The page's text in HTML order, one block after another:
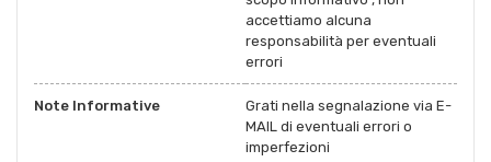
accettiamo alcuna
responsabilità per eventuali
errori
Note Informative
Grati nella segnalazione via E-
MAIL di eventuali errori o
imperfezioni